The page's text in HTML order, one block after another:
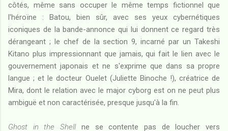
côtés, même sans occuper le même temps fictionnel que
l'héroïne : Batou, bien sûr, avec ses yeux cybernétiques
iconiques de la bande-annonce qui lui donnent ce regard très
dérangeant ; le chef de la section 9, incarné par un Takeshi
Kitano plus impressionnant que jamais, qui fait le lien avec le
gouvernement japonais et ne s'exprime que dans sa propre
langue ; et le docteur Ouelet (Juliette Binoche !), créatrice de
Mira, dont le relation avec le major cyborg est on ne peut plus
ambiguë et non caractérisée, presque jusqu'à la fin.
Ghost in the Shellne se contente pas de loucher vers